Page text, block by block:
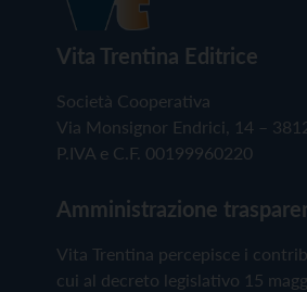
Vita Trentina Editrice
Società Cooperativa
Via Monsignor Endrici, 14 –
P.IVA e C.F. 00199960220
Amministrazione
Vita Trentina percepisce i
cui al decreto legislativo 15